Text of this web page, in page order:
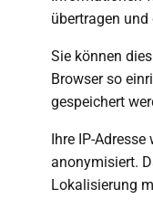
übertragen
Sie können
Browser so
gespeichert
Ihre IP-
anonymisiert.
Lokalisierung